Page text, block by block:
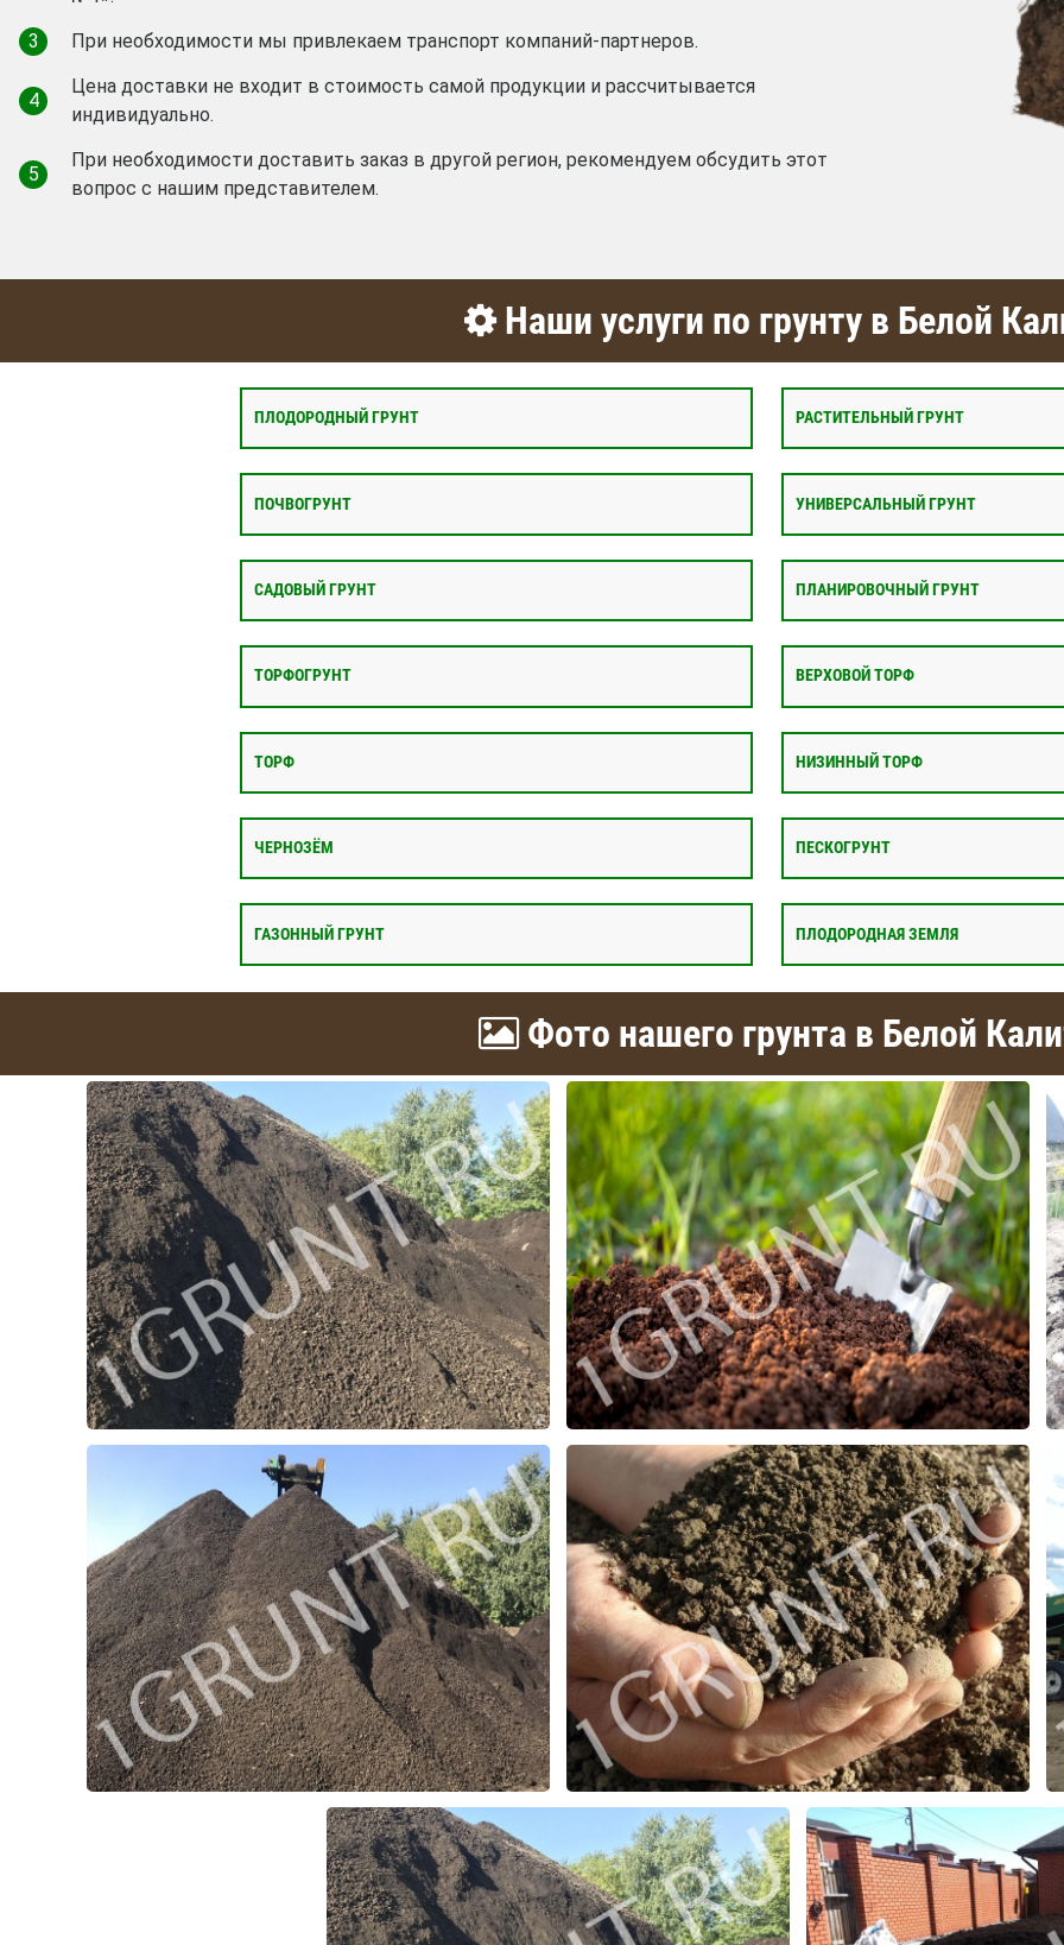
3
При необходимости мы привлекаем транспорт компаний-партнеров.
4
Цена доставки не входит в стоимость самой продукции и рассчитывается
индивидуально.
5
При необходимости доставить заказ в другой регион, рекомендуем обсудить этот
вопрос с нашим представителем.
Наши услуги по грунту в Белой
ПЛОДОРОДНЫЙ ГРУНТ РАСТИТЕЛЬНЫЙ ГРУНТ
ПОЧВОГРУНТ УНИВЕРСАЛЬНЫЙ ГРУНТ
САДОВЫЙ ГРУНТ ПЛАНИРОВОЧНЫЙ ГРУНТ
ТОРФОГРУНТ ВЕРХОВОЙ ТОРФ
ТОРФ НИЗИННЫЙ ТОРФ
ЧЕРНОЗЁМ ПЕСКОГРУНТ
ГАЗОННЫЙ ГРУНТ ПЛОДОРОДНАЯ ЗЕМЛЯ
Фото нашего грунта в Белой